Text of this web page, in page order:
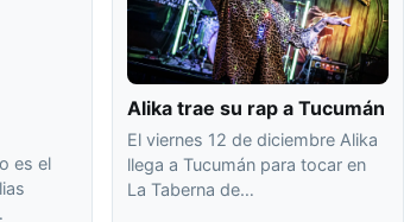
es el
Alika trae su rap a Tucumán
El viernes 12 de diciembre Alika
llega a Tucumán para tocar en
La Taberna de…